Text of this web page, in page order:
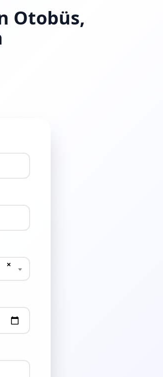
Otobüs,
×